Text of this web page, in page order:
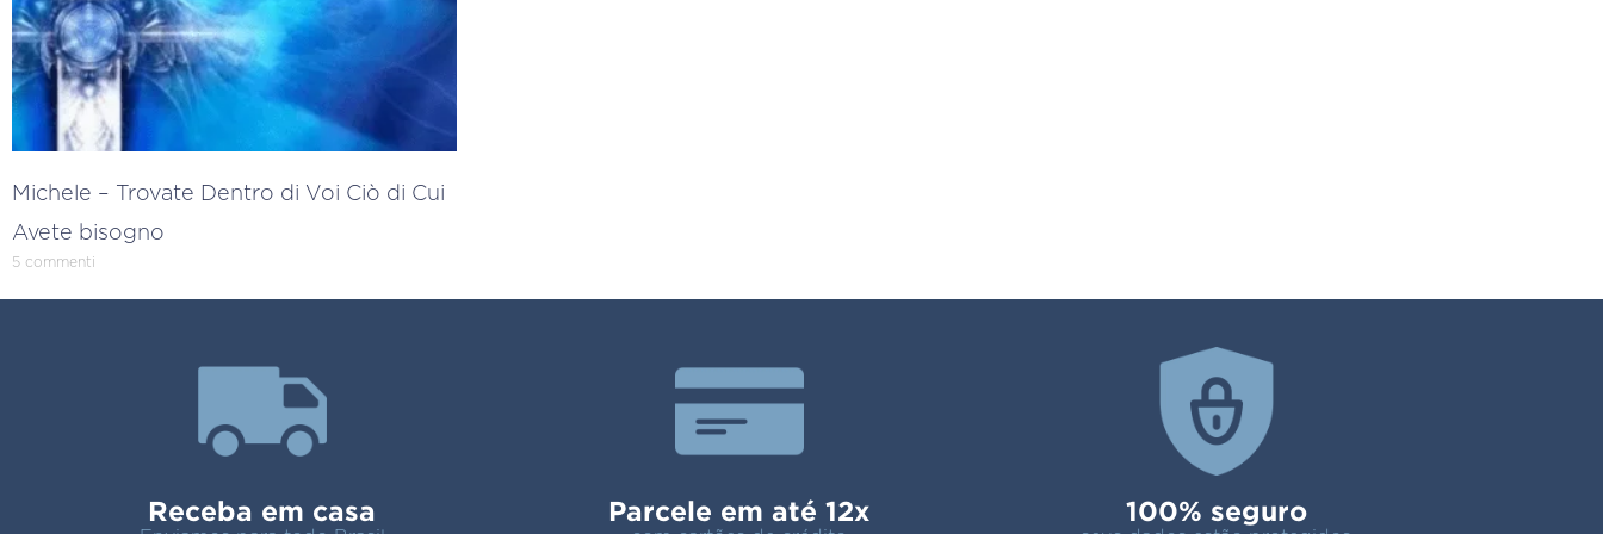
Michele – Trovate Dentro di Voi Ciò di Cui
Avete bisogno
5 commenti
Receba em casa Parcele em até 12x 100% seguro